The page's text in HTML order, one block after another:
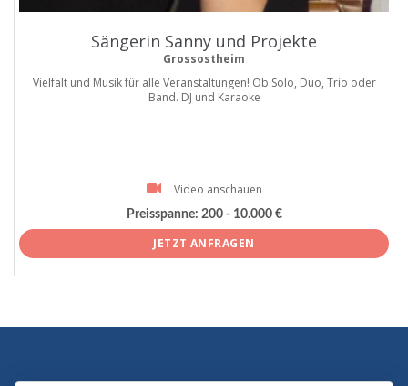
Sängerin Sanny und Projekte
Grossostheim
Vielfalt und Musik für alle Veranstaltungen! Ob Solo, Duo, Trio oder
Band. DJ und Karaoke
Video anschauen
Preisspanne: 200 - 10.000 €
JETZT ANFRAGEN